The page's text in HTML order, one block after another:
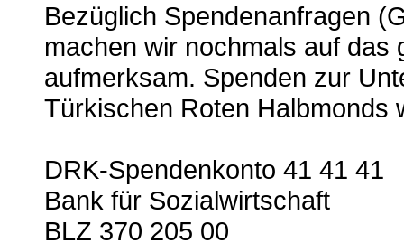
Bezüglich Spendenanfragen
machen wir nochmals auf das
aufmerksam. Spenden zur
Türkischen Roten Halbmonds
DRK-Spendenkonto 41 41 41
Bank für Sozialwirtschaft
BLZ 370 205 00